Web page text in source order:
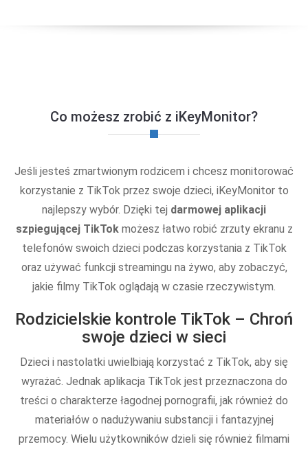
Co możesz zrobić z iKeyMonitor?
Jeśli jesteś zmartwionym rodzicem i chcesz monitorować
korzystanie z TikTok przez swoje dzieci, iKeyMonitor to
najlepszy wybór. Dzięki tej darmowej aplikacji
szpiegującej TikTokmożesz łatwo robić zrzuty ekranu z
telefonów swoich dzieci podczas korzystania z TikTok
oraz używać funkcji streamingu na żywo, aby zobaczyć,
jakie filmy TikTok oglądają w czasie rzeczywistym.
Rodzicielskie kontrole TikTok – Chroń
swoje dzieci w sieci
Dzieci i nastolatki uwielbiają korzystać z TikTok, aby się
wyrażać. Jednak aplikacja TikTok jest przeznaczona do
treści o charakterze łagodnej pornografii, jak również do
materiałów o nadużywaniu substancji i fantazyjnej
przemocy. Wielu użytkowników dzieli się również filmami